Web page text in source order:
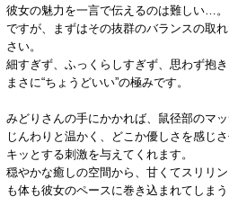
彼女の魅力を一言で伝えるのは難しい…。
ですが、まずはその抜群のバランスの取
さい。
細すぎず、ふっくらしすぎず、思わず抱
まさに“ちょうどいい”の極みです。
みどりさんの手にかかれば、鼠径部のマ
じんわりと温かく、どこか優しさを感じ
キッとする刺激を与えてくれます。
穏やかな癒しの空間から、甘くてスリリ
も体も彼女のペースに巻き込まれてしまう